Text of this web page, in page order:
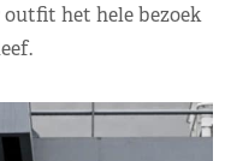
het hele bezoek